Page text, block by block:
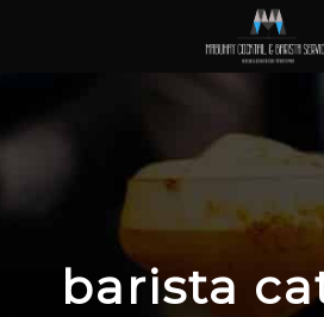
barista